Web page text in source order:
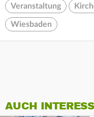
Veranstaltung
Wiesbaden
AUCH